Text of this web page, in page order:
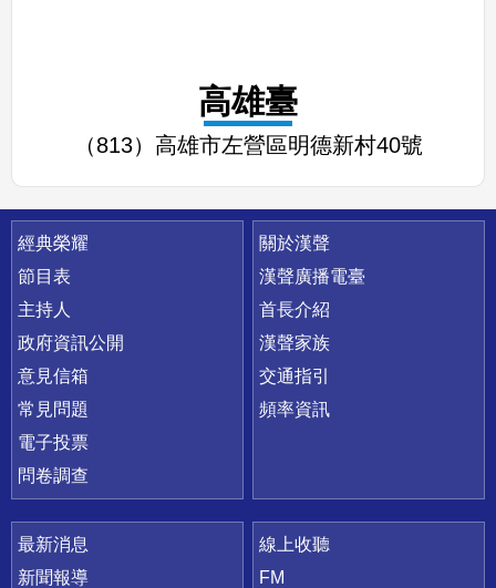
高雄臺
（813）高雄市左營區明德新村40號
快速連結
經典榮耀
節目表
主持人
政府資訊公開
意見信箱
常見問題
電子投票
問卷調查
關於漢聲
漢聲廣播電臺
首長介紹
漢聲家族
交通指引
頻率資訊
最新消息
新聞報導
線上收聽
FM